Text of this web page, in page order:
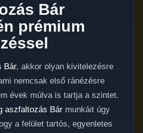
Bár
prémium
Bár, akkor olyan kivitelezésre
nemcsak első ránézésre
évek múlva is tartja a szintet.
aszfaltozás Bármunkáit úgy
a felület tartós, egyenletes